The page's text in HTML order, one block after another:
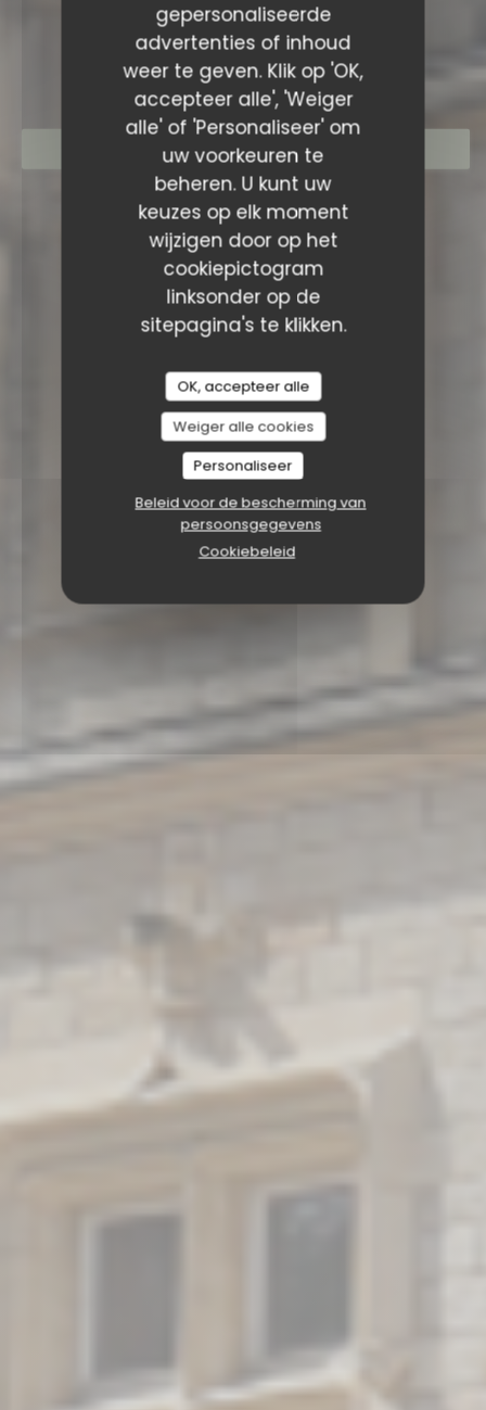
gepersonaliseerde
advertenties of inhoud
weer te geven. Klik op 'OK,
accepteer alle', 'Weiger
alle' of 'Personaliseer' om
uw voorkeuren te
beheren. U kunt uw
keuzes op elk moment
wijzigen door op het
cookiepictogram
linksonder op de
sitepagina's te klikken.
OK, accepteer alle
Weiger alle cookies
Personaliseer
Beleid voor de bescherming van
persoonsgegevens
Cookiebeleid
RESTAURANT SAISONS
RESERVEER EEN TAFEL